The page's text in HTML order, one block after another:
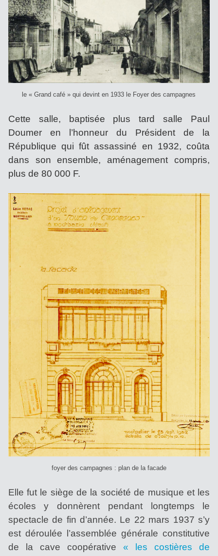
le « Grand café » qui devint en 1933 le Foyer des campagnes
Cette salle, baptisée plus tard salle Paul
Doumer en l’honneur du Président de la
République qui fût assassiné en 1932, coûta
dans son ensemble, aménagement compris,
plus de 80 000 F.
foyer des campagnes : plan de la facade
Elle fut le siège de la société de musique et les
écoles y donnèrent pendant longtemps le
spectacle de fin d’année. Le 22 mars 1937 s’y
est déroulée l’assemblée générale constitutive
de la cave coopérative« les costières de